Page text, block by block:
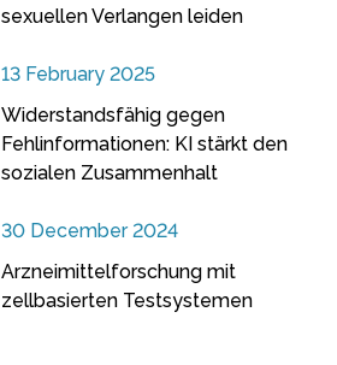
sexuellen Verlangen leiden
13 February 2025
Widerstandsfähig gegen
Fehlinformationen: KI stärkt den
sozialen Zusammenhalt
30 December 2024
Arzneimittelforschung mit
zellbasierten Testsystemen